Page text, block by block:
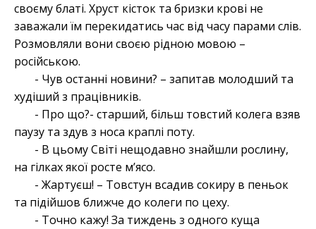
своєму блаті. Хруст кісток та бризки крові не
заважали їм перекидатись час від часу парами слів.
Розмовляли вони своєю рідною мовою –
російською.
- Чув останні новини? – запитав молодший та
худіший з працівників.
- Про що?- старший, більш товстий колега взяв
паузу та здув з носа краплі поту.
- В цьому Світі нещодавно знайшли рослину,
на гілках якої росте м’ясо.
- Жартуєш! – Товстун всадив сокиру в пеньок
та підійшов ближче до колеги по цеху.
- Точно кажу! За тиждень з одного куща